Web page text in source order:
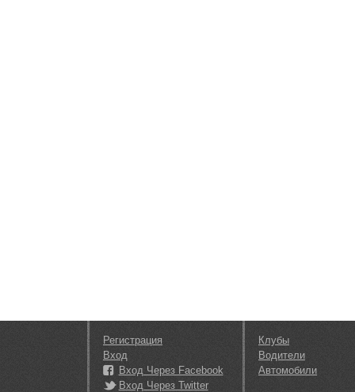
Регистрация
Вход
Вход Через Facebook
Вход Через Twitter
Клубы
Водители
Автомобили